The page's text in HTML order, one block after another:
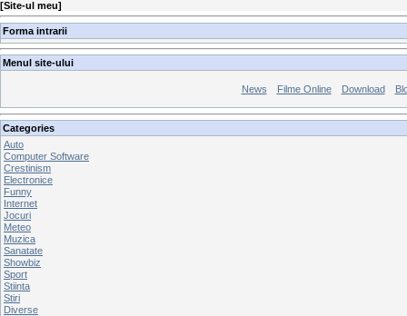
[Site-ul meu]
Forma intrarii
Menul site-ului
News Filme Online Download
Categories
Auto
Computer Software
Crestinism
Electronice
Funny
Internet
Jocuri
Meteo
Muzica
Sanatate
Showbiz
Sport
Stiinta
Stiri
Diverse